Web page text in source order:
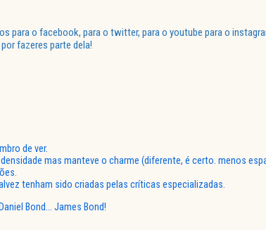
para o facebook, para o twitter, para o youtube para o
fazeres parte dela!
de ver.
mas manteve o charme (diferente, é certo. menos
tenham sido criadas pelas críticas especializadas.
Bond… James Bond!